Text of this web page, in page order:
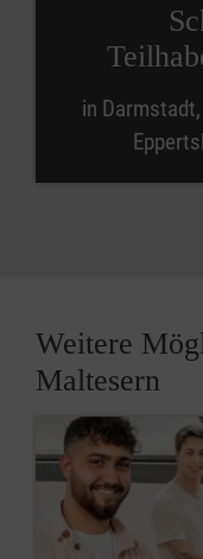
in
Weitere
Maltesern